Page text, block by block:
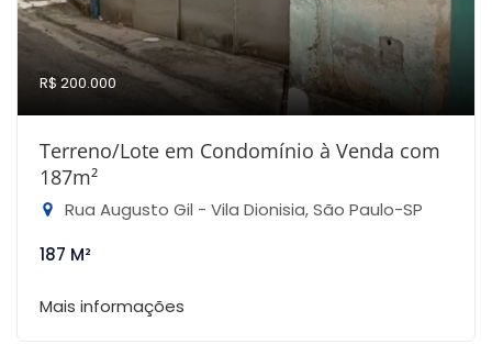
R$ 200.000
Terreno/Lote em Condomínio à Venda com
187m²
Rua Augusto Gil - Vila Dionisia, São Paulo-SP
187 M²
Mais informações